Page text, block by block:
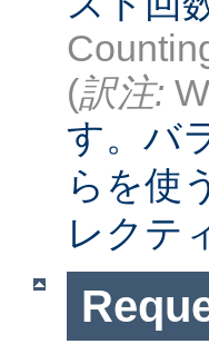
(訳注:
す。バ
らを使
レクテ